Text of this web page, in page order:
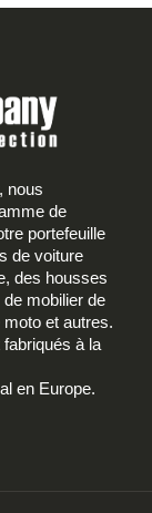
nous
de
portefeuille
de voiture
des housses
mobilier de
et autres.
à la
en Europe.